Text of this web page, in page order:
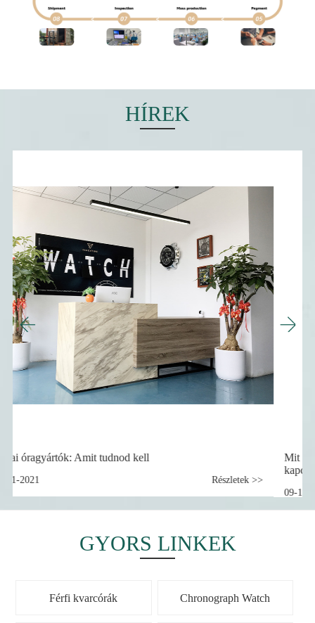
vállalkozássá válni! Értékeink: Önzetlenség, kitartás, innováció,
professzionalizmus, ígéret és cselekvés.
HÍREK
>>
Mit várhat cégünktől az egyedi óraszolgáltatással
Részletek >>
GYORS LINKEK
Chronograph Watch